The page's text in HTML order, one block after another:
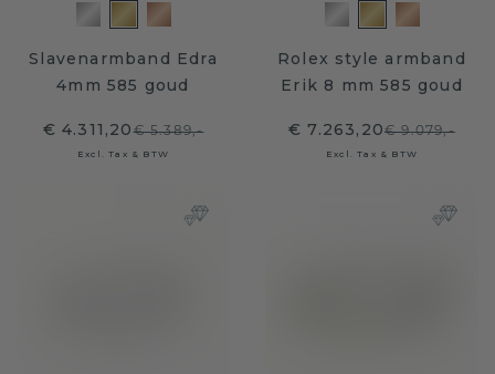
Slavenarmband Edra
4mm 585 goud
€ 4.311,20€ 5.389,-
Excl. Tax & BTW
Rolex style armband
Erik 8 mm 585 goud
€ 7.263,20€ 9.079,-
Excl. Tax & BTW